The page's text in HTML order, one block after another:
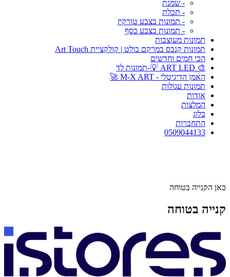
- שמנת
- תכלת
- תמונות בצבע טורקיז
- תמונות בצבע כסף
תמונות מעוצבות
תמונות קנבס במרקם בולט | קולקציית Art Touch
הכי חמים וחדשים
🎨 ART LED 💡-תמונות לד
האמן הדיגיטלי - M-X ART 🚀
תמונות עגולות
אודות
המלצות
בלוג
התחברות
0509044133
כאן הקנייה בטוחה
קנייה בטוחה